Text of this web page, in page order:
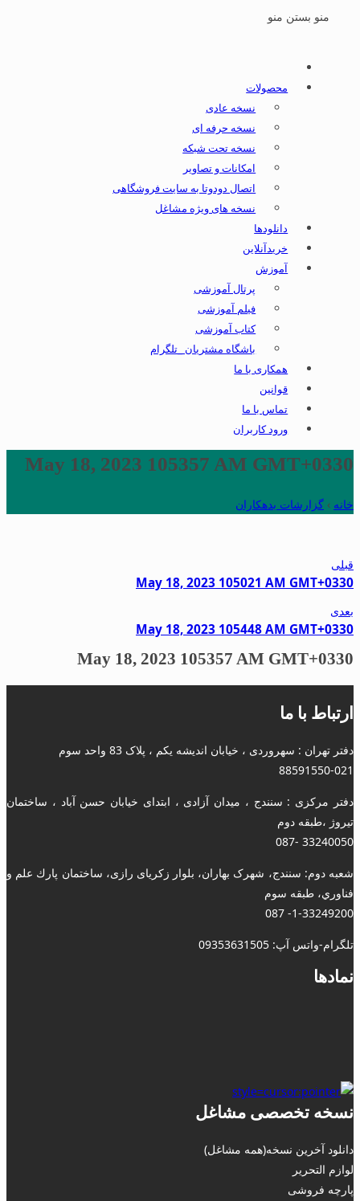
منو بستن منو
محصولات
نسخه عادی
نسخه حرفه ای
نسخه تحت شبکه
امکانات و تصاویر
اتصال دودوتا به سایت فروشگاهی
نسخه های ویژه مشاغل
دانلودها
خریدآنلاین
آموزش
پرتال آموزشی
فیلم آموزشی
کتاب آموزشی
باشگاه مشتریان _تلگرام
همکاری با ما
قوانین
تماس با ما
ورود کاربران
May 18, 2023 105357 AM GMT+0330
خانه › گزارشات بدهکاران
قبلی
May 18, 2023 105021 AM GMT+0330
بعدی
May 18, 2023 105448 AM GMT+0330
May 18, 2023 105357 AM GMT+0330
ارتباط با ما
دفتر تهران : سهروردی ، خیابان اندیشه یکم ، پلاک 83 واحد سوم
88591550-021
دفتر مرکزی : سنندج ، میدان آزادی ، ابتدای خیابان حسن آباد ، ساختمان
تیروژ ،طبقه دوم
33240050 -087
شعبه دوم: سنندج، شهرک بهاران، بلوار زکریای رازی، ساختمان پارك علم و
فناوري، طبقه سوم
1-33249200- 087
تلگرام-واتس آپ: 09353631505
نمادها
نسخه تخصصی مشاغل
دانلود آخرین نسخه(همه مشاغل)
لوازم التحریر
پارچه فروشی